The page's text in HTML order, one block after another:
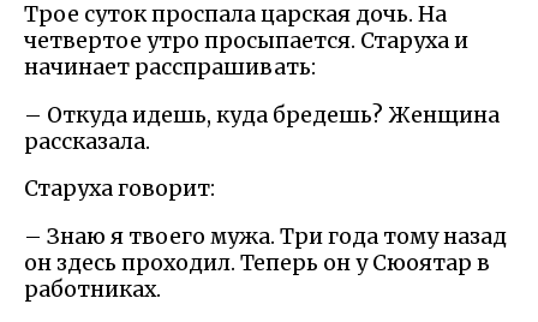
Трое суток проспала царская дочь. На
четвертое утро просыпается. Старуха и
начинает расспрашивать:
– Откуда идешь, куда бредешь? Женщина
рассказала.
Старуха говорит:
– Знаю я твоего мужа. Три года тому назад
он здесь проходил. Теперь он у Сюоятар в
работниках.